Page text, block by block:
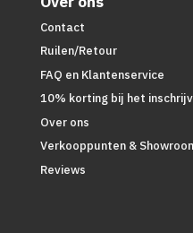
Contact
Ruilen/Retour
FAQ en Klantenservice
10% korting bij het
Over ons
Verkooppunten &
Reviews